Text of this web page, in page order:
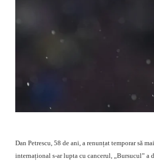
Dan Petrescu, 58 de ani, a renunțat temporar să
internațional s-ar lupta cu cancerul, „Bursucul” a